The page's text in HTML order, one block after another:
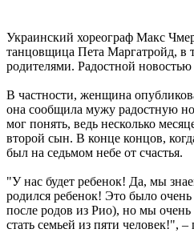
Украинский хореограф Макс
танцовщица Пета Маргатройд, в
родителями. Радостной
В частности, женщина
она сообщила мужу радостную
мог понять, ведь несколько
второй сын. В конце концов,
был на седьмом небе от счастья.
"У нас будет ребенок! Да, мы
родился ребенок! Это было
после родов из Рио), но мы
стать семьей из пяти человек!",